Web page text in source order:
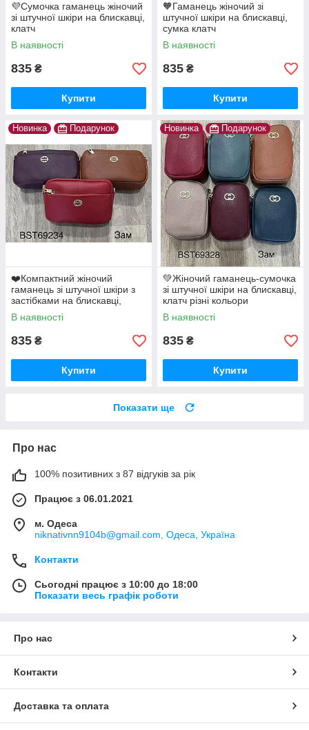
💜Сумочка гаманець жіночий
зі штучної шкіри на блискавці,
клатч
В наявності
835 ₴
Купити
🧡Гаманець жіночий зі
штучної шкіри на блискавці,
сумка клатч
В наявності
835 ₴
Купити
Новинка Подарунок
❤️Компактний жіночий
гаманець зі штучної шкіри з
застібками на блискавці,
сумка клатч
В наявності
835 ₴
Купити
Новинка Подарунок
💚Жіночий гаманець-сумочка
зі штучної шкіри на блискавці,
клатч різні кольори
В наявності
835 ₴
Купити
Показати ще
Про нас
100% позитивних з 87 відгуків за рік
Працює з 06.01.2021
м. Одеса
niknativnn9104b@gmail.com, Одеса, Україна
Контакти
Сьогодні працює з 10:00 до 18:00
Показати весь графік роботи
Про нас
Контакти
Доставка та оплата